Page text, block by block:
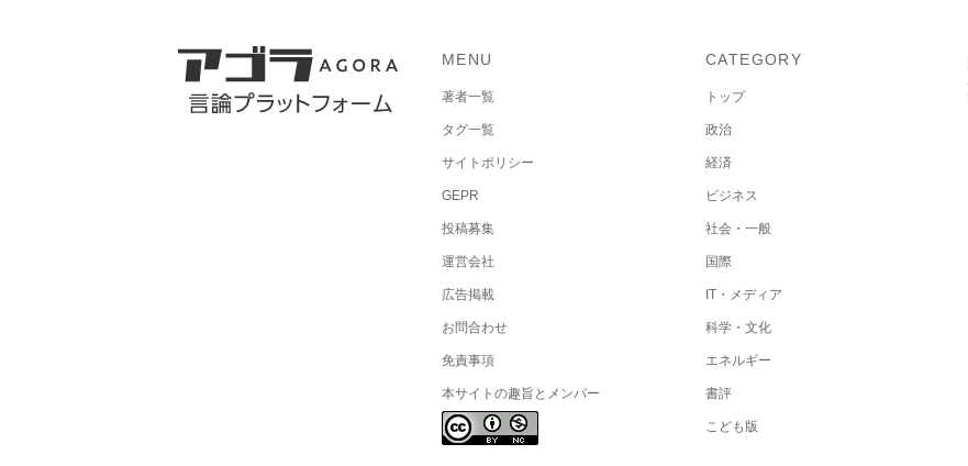
MENU
著者一覧
タグ一覧
サイトポリシー
GEPR
投稿募集
運営会社
広告掲載
お問合わせ
免責事項
本サイトの趣旨とメンバー
CATEGORY
トップ
政治
経済
ビジネス
社会・一般
国際
IT・メディア
科学・文化
エネルギー
書評
こども版